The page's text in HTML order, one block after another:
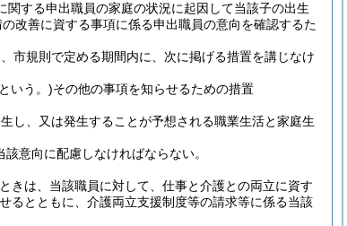
する申出職員の家庭の状況に起因して当該子の出生
改善に資する事項に係る申出職員の意向を確認するた
市規則で定める期間内に、次に掲げる措置を講じなけ
いう。)その他の事項を知らせるための措置
し、又は発生することが予想される職業生活と家庭生
意向に配慮しなければならない。
きは、当該職員に対して、仕事と介護との両立に資す
るとともに、介護両立支援制度等の請求等に係る当該